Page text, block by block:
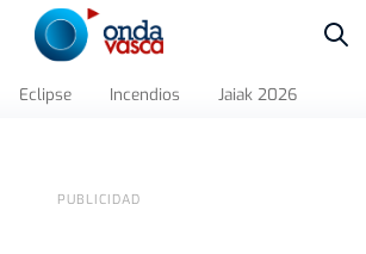
Eclipse Incendios Jaiak 2026